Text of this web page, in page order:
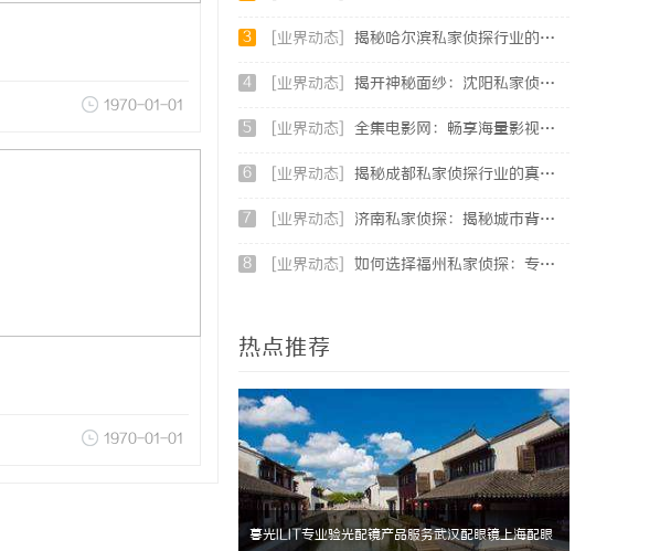
1970-01-01
1970-01-01
3 [业界动态] 揭秘哈尔滨私家侦探行业的现状与发展趋势
4 [业界动态] 揭开神秘面纱：沈阳私家侦探行业的现状与发展
5 [业界动态] 全集电影网：畅享海量影视资源的理想平台
6 [业界动态] 揭秘成都私家侦探行业的真实面貌与专业服务
7 [业界动态] 济南私家侦探：揭秘城市背后的专业侦查力量
8 [业界动态] 如何选择福州私家侦探：专业服务与实用指南详解
热点推荐
暮光ILIT专业验光配镜产品服务武汉配眼镜上海配眼